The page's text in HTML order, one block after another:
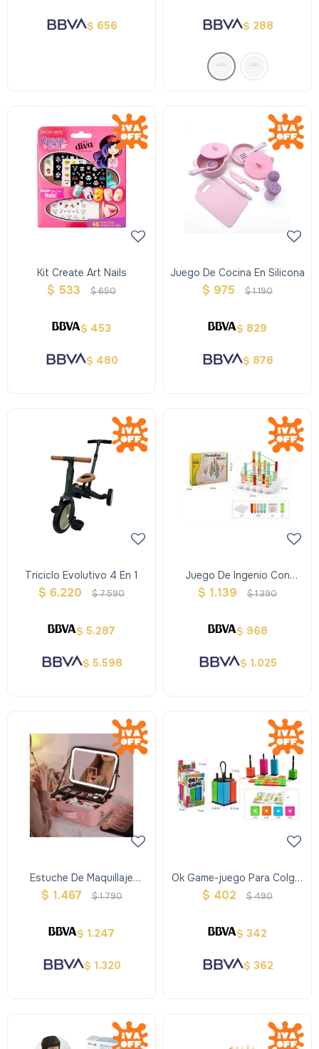
$ 656 $ 288
Kit Create Art Nails
$ 533 $650
$ 453
$ 480
Juego De Cocina En Silicona
$ 975 $1.190
$ 829
$ 878
Triciclo Evolutivo 4 En 1
$ 6.220 $7.590
$ 5.287
$ 5.598
Juego De Ingenio Con
Tubos E Hilos
$ 1.139 $1.390
$ 968
$ 1.025
Estuche De Maquillaje
Inteligente Con Luz Led
$ 1.467 $1.790
$ 1.247
$ 1.320
Ok Game-juego Para Colgar
De Las Mochilas
$ 402 $490
$ 342
$ 362